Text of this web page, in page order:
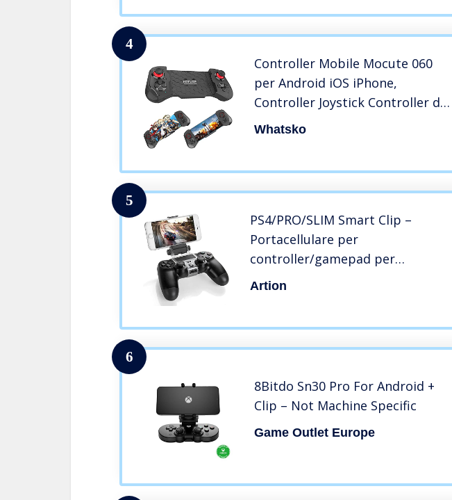
4
Controller Mobile Mocute 060
per Android iOS iPhone,
Controller Joystick Controller di
Gioco Telescopico, Telefono
Whatsko
5
PS4/PRO/SLIM Smart Clip –
Portacellulare per
controller/gamepad per
Playstation 4
Artion
6
8Bitdo Sn30 Pro For Android +
Clip – Not Machine Specific
Game Outlet Europe